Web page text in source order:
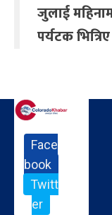
जुलाई
पर्यटक भित्रिए
Face
book
Twitt
er